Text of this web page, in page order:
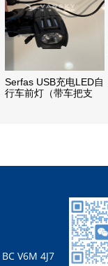
Serfas USB充电LED自
行车前灯（带车把支
V6M 4J7